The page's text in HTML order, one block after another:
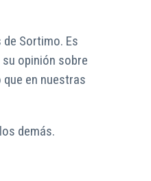
Sortimo. Es
opinión sobre
en nuestras
demás.